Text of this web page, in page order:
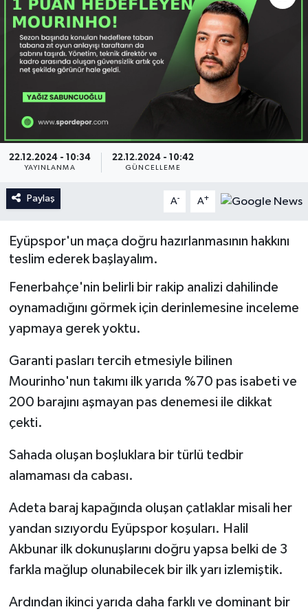
22.12.2024 - 10:34
YAYINLANMA
22.12.2024 - 10:42
GÜNCELLEME
Paylaş A- A+
Eyüpspor'un maça doğru hazırlanmasının hakkını
teslim ederek başlayalım.
Fenerbahçe'nin belirli bir rakip analizi dahilinde
oynamadığını görmek için derinlemesine inceleme
yapmaya gerek yoktu.
Garanti pasları tercih etmesiyle bilinen
Mourinho'nun takımı ilk yarıda %70 pas isabeti ve
200 barajını aşmayan pas denemesi ile dikkat
çekti.
Sahada oluşan boşluklara bir türlü tedbir
alamaması da cabası.
Adeta baraj kapağında oluşan çatlaklar misali her
yandan sızıyordu Eyüpspor koşuları. Halil
Akbunar ilk dokunuşlarını doğru yapsa belki de 3
farkla mağlup olunabilecek bir ilk yarı izlemiştik.
Ardından ikinci yarıda daha farklı ve dominant bir
İngiltere Premier Lig
Almanya Bundesliga
La Liga
Serie A
İngiltere Premier Lig
La Liga
Almanya Bundesliga
Serie A
Fransa Ligue 1
Eredevise
Portekiz Ligi
Diğer Futbol Ligleri
Kadınlar Basketbol Ligi
Diğer Basketbol Ligleri
Atletizm
Hentbol
At Yarışı